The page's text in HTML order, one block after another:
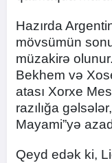
Hazırda
mövsümün
müzakirə
Bekhem və
atası Xorxe
razılığa
Mayami”yə
Qeyd edək ki,